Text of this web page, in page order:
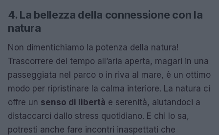
4. La bellezza della connessione con la
natura
Non dimentichiamo la potenza della natura!
Trascorrere del tempo all’aria aperta, magari in una
passeggiata nel parco o in riva al mare, è un ottimo
modo per ripristinare la calma interiore. La natura ci
offre un senso di libertà e serenità, aiutandoci a
distaccarci dallo stress quotidiano. E chi lo sa,
potresti anche fare incontri inaspettati che